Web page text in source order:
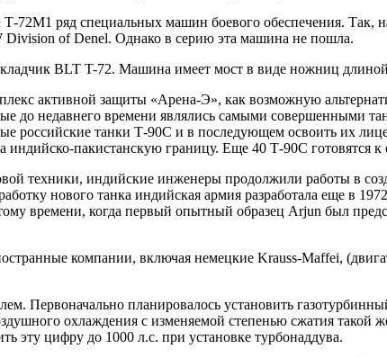
72М1 ряд специальных машин боевого обеспечения. Так,
of Denel. Однако в серию эта машина не пошла.
BLT T-72. Машина имеет мост в виде ножниц
активной защиты «Арена-Э», как возможную
до недавнего времени являлись самыми совершенными
российские танки Т-90С и в последующем освоить их
пакистанскую границу. Еще 40 Т-90С готовятся к
техники, индийские инженеры продолжили работы в
нового танка индийская армия разработала еще в
времени, когда первый опытный образец Arjun был
компании, включая немецкие Krauss-Maffei,
Первоначально планировалось установить
охлаждения с изменяемой степенью сжатия такой
эту цифру до 1000 л.с. при установке турбонаддува.